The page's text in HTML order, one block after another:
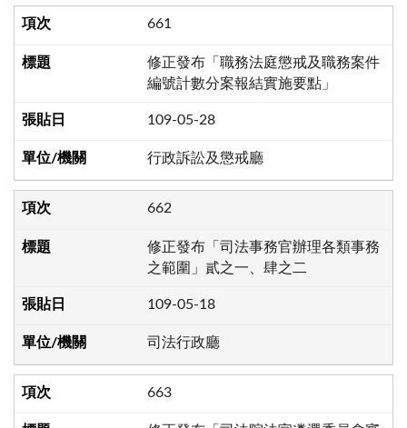
661
修正發布「職務法庭懲戒及職務案件
編號計數分案報結實施要點」
109-05-28
行政訴訟及懲戒廳
662
修正發布「司法事務官辦理各類事務
之範圍」貳之一、肆之二
109-05-18
司法行政廳
663